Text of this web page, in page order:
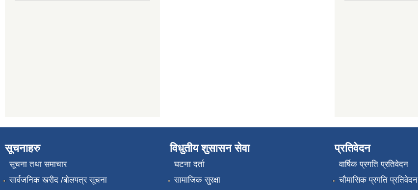
सूचनाहरु
सूचना तथा समाचार
सार्वजनिक खरीद /बोलपत्र सूचना
विधुतीय शुसासन सेवा
घटना दर्ता
सामाजिक सुरक्षा
प्रतिवेदन
वार्षिक प्रगति प्रतिवेदन
चौमासिक प्रगति प्रतिवेदन